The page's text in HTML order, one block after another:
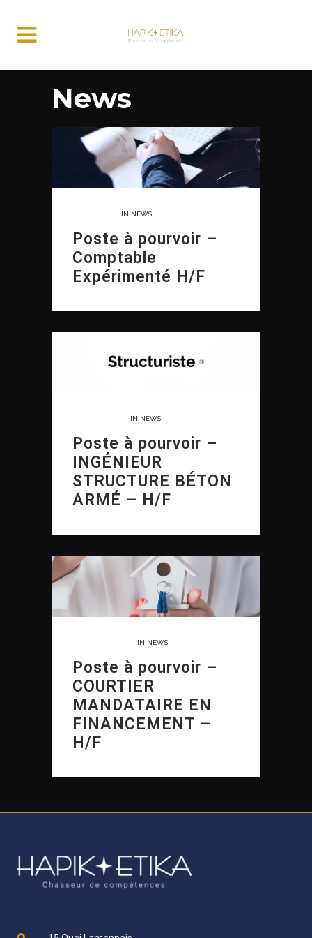
News
IN NEWS
Poste à pourvoir –
Comptable
Expérimenté H/F
IN NEWS
Poste à pourvoir –
INGÉNIEUR
STRUCTURE BÉTON
ARMÉ – H/F
IN NEWS
Poste à pourvoir –
COURTIER
MANDATAIRE EN
FINANCEMENT –
H/F